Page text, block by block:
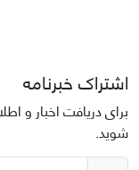
اشتراک خبرنامه
برای دریافت اخبار و
شوید.